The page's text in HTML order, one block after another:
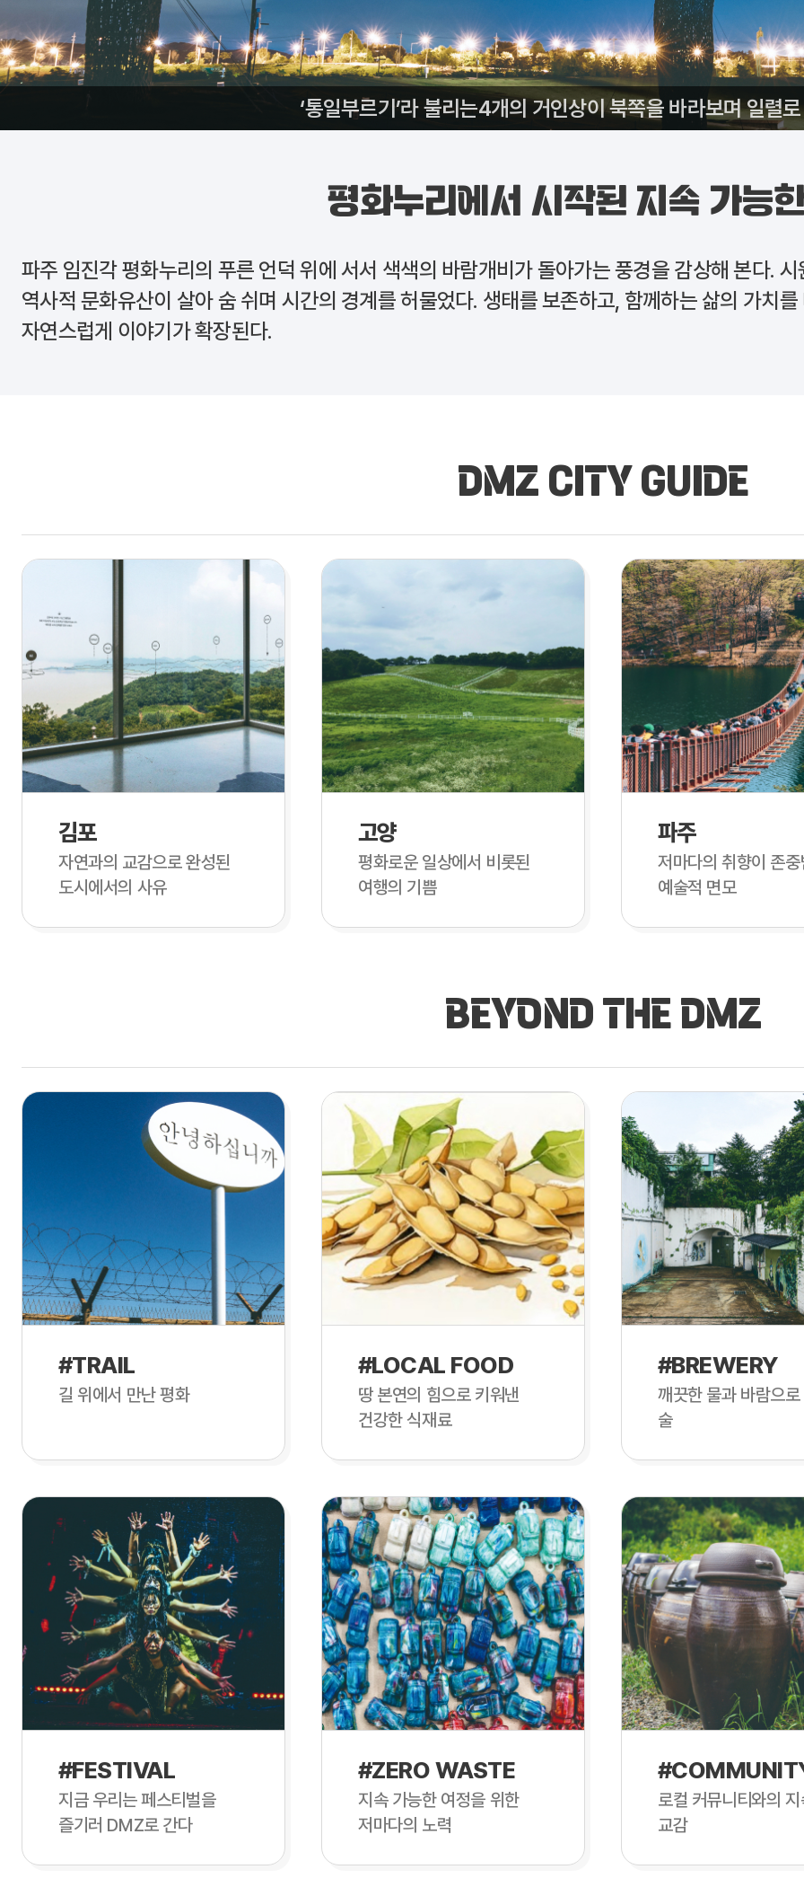
‘통일부르기’라 불리는4개의 거인상이 북쪽을 바라보며 일렬
평화누리에서 시작된 지속 가능
파주 임진각 평화누리 의 푸른 언덕 위에 서서 색색의 바람개비가 돌아가는 풍경을 감상해 본다.
역사적 문화유산이 살아 숨 쉬며 시간의 경계를 허물었다. 생태를 보존하고, 함께하는 삶의 가치
자연스럽게 이야기가 확장된다.
DMZ CITY GUIDE
김포
자연과의 교감으로 완성된
도시에서의 사유
고양
평화로운 일상에서 비롯된
여행의 기쁨
파주
저마다의 취향이 존
예술적 면모
BEYOND THE DMZ
#TRAIL
길 위에서 만난 평화
#LOCAL FOOD
땅 본연의 힘으로 키워낸
건강한 식재료
#BREWERY
깨끗한 물과 바람으
술
#FESTIVAL
지금 우리는 페스티벌을
즐기러 DMZ로 간다
#ZERO WASTE
지속 가능한 여정을 위한
저마다의 노력
로컬 커뮤니티와의
교감